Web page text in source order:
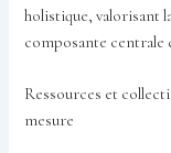
holistique, valorisant
composante centrale
Ressources et
mesure